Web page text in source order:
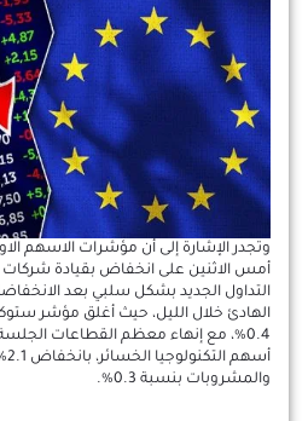
وتجدر الإشارة إلى أن مؤشرات الاسهم
أمس الاثنين على انخفاض بقيادة شركات
التداول الجديد بشكل سلبي بعد
0.4%، مع إنهاء معظم القطاعات
والمشروبات بنسبة 0.3%.